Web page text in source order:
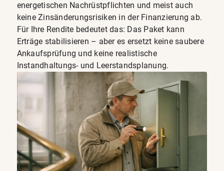
energetischen Nachrüstpflichten und meist auch
keine Zinsänderungsrisiken in der Finanzierung ab.
Für Ihre Rendite bedeutet das: Das Paket kann
Erträge stabilisieren – aber es ersetzt keine saubere
Ankaufsprüfung und keine realistische
Instandhaltungs- und Leerstandsplanung.